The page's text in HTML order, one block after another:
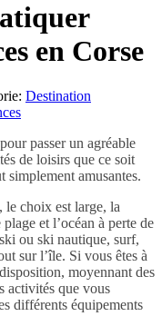
en Corse
Destination
passer un agréable
de loisirs que ce soit
simplement amusantes.
le choix est large, la
et l’océan à perte de
ou ski nautique, surf,
sur l’île. Si vous êtes à
moyennant des
activités que vous
différents équipements